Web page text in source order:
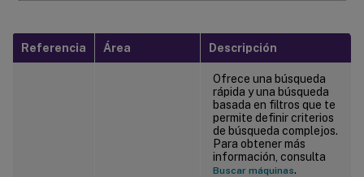
Referencia Área Descripción
Ofrece una búsqueda
rápida y una búsqueda
basada en filtros que te
permite definir criterios
de búsqueda complejos.
Para obtener más
información, consulta
Buscar máquinas.